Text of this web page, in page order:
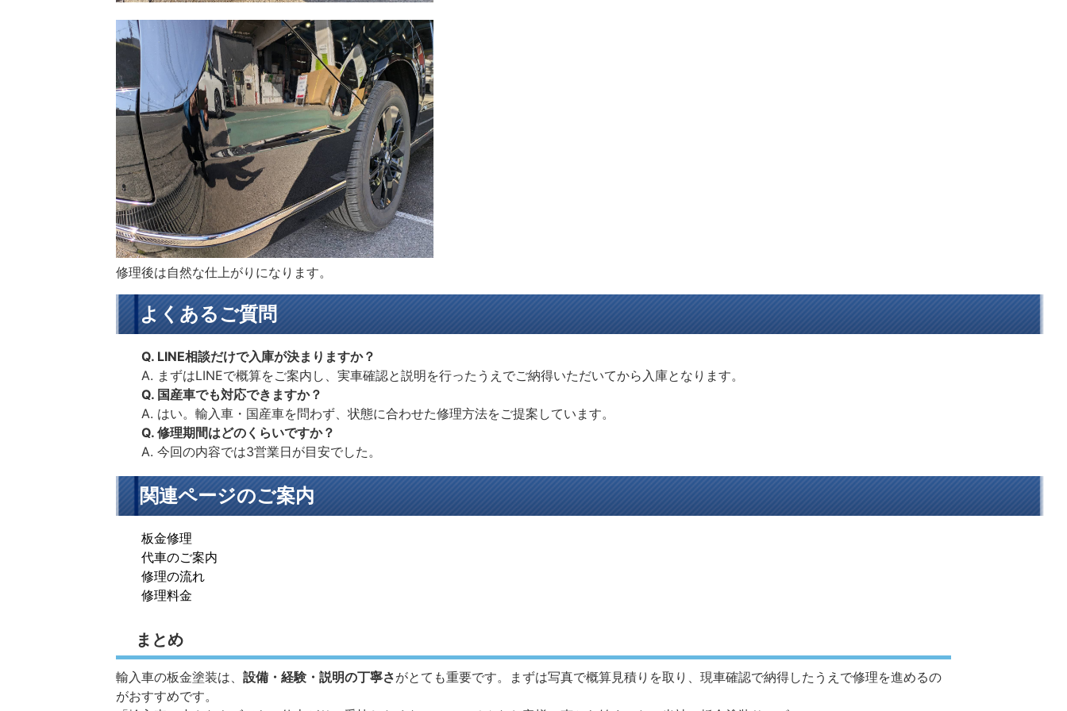
修理後は自然な仕上がりになります。
よくあるご質問
Q. LINE相談だけで入庫が決まりますか？
A. まずはLINEで概算をご案内し、実車確認と説明を行ったうえでご納得いただいてから入庫となります。
Q. 国産車でも対応できますか？
A. はい。輸入車・国産車を問わず、状態に合わせた修理方法をご提案しています。
Q. 修理期間はどのくらいですか？
A. 今回の内容では3営業日が目安でした。
関連ページのご案内
板金修理
代車のご案内
修理の流れ
修理料金
まとめ
輸入車の板金塗装は、 設備・経験・説明の丁寧さがとても重要です。まずは写真で概算見積りを取り、現車確認で納得したうえで修理を進めるの
がおすすめです。